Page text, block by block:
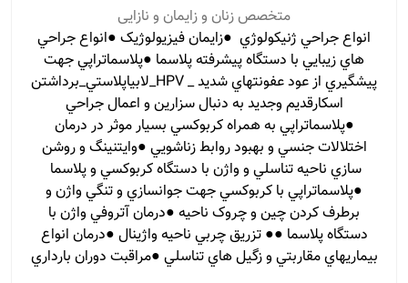
متخصص زنان و زایمان و نازایی
انواع جراحي ژنيکولوژي ●زايمان فيزيولوژيک ●انواع جراحي
هاي زيبايي با دستگاه پيشرفته پلاسما ●پلاسماتراپي جهت
پيشگيري از عود عفونتهاي شديد _ HPV_لابياپلاستي_برداشتن
اسکارقديم وجديد به دنبال سزارين و اعمال جراحي
●پلاسماتراپي به همراه کربوکسي بسيار موثر در درمان
اختلالات جنسي و بهبود روابط زناشويي ●وايتنينگ و روشن
سازي ناحيه تناسلي و واژن با دستگاه کربوکسي و پلاسما
●پلاسماتراپي با کربوکسي جهت جوانسازي و تنگي واژن و
برطرف کردن چين و چروک ناحيه ●درمان آتروفي واژن با
دستگاه پلاسما ●● تزريق چربي ناحيه واژينال ●درمان انواع
بيماريهاي مقاربتي و زگيل هاي تناسلي ●مراقبت دوران بارداري